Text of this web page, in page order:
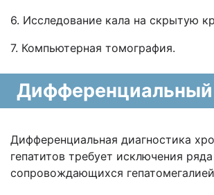
6. Исследование кала на скрытую
7. Компьютерная томография.
Дифференциальный
Дифференциальная диагностика
гепатитов требует исключения
сопровождающихся